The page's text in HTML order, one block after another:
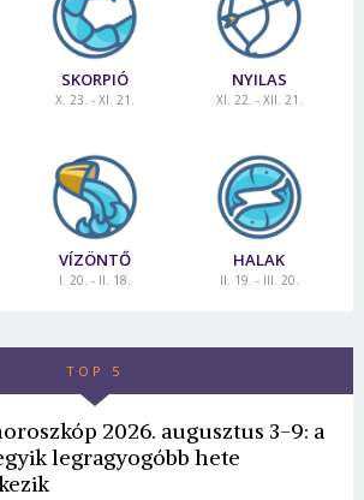
SKORPIÓ
X. 23. - XI. 21.
NYILAS
XI. 22. - XII. 21.
VÍZÖNTŐ
I. 20. - II. 18.
HALAK
II. 19. - III. 20.
TOP 5
2026. augusztus 3-9: a
legragyogóbb hete